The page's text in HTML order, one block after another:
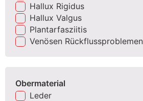
Hallux Rigidus
Hallux Valgus
Plantarfasziitis
Venösen Rückflussproblemen
Obermaterial
Leder